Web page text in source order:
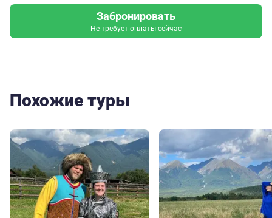
Забронировать
Не требует оплаты сейчас
Похожие туры